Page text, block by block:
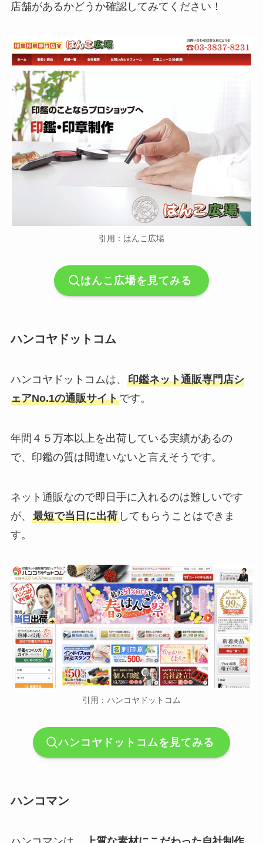
店舗があるかどうか確認してみてください！
引用：はんこ広場
はんこ広場を見てみる
ハンコヤドットコム
ハンコヤドットコムは、 印鑑ネット通販専門店シ
ェアNo.1の通販サイトです。
年間４５万本以上を出荷している実績があるの
で、印鑑の質は間違いないと言えそうです。
ネット通販なので即日手に入れるのは難しいです
が、 最短で当日に出荷してもらうことはできま
す。
引用：ハンコヤドットコム
ハンコヤドットコムを見てみる
ハンコマン